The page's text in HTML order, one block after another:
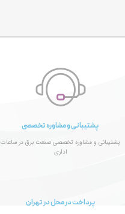
پشتیبانی و مشاوره تخصصی
پشتیبانی و مشاوره تخصصی صنعت برق در ساعات
اداری
پرداخت در محل در تهران